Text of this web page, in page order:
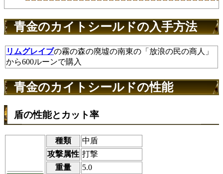
青金のカイトシールドの入手方法
リムグレイブの霧の森の廃墟の南東の「放浪の民の商人」
から600ルーンで購入
青金のカイトシールドの性能
盾の性能とカット率
種類
中盾
攻撃属性 打撃
重量
5.0